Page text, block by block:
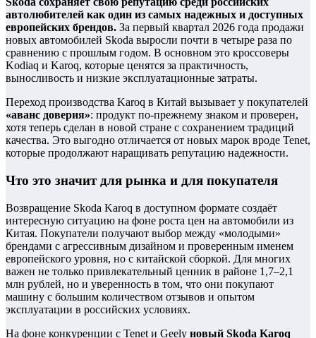
автолюбителей как один из самых надежных и доступных
европейских брендов. За первый квартал 2026 года продажи
новых автомобилей Skoda выросли почти в четыре раза по
сравнению с прошлым годом. В основном это кроссоверы
Kodiaq и Karoq, которые ценятся за практичность,
выносливость и низкие эксплуатационные затраты.
Переход производства Karoq в Китай вызывает у покупателей
«аванс доверия»: продукт по-прежнему знаком и проверен,
хотя теперь сделан в новой стране с сохранением традиций
качества. Это выгодно отличается от новых марок вроде Tenet,
которые продолжают наращивать репутацию надежности.
Что это значит для рынка и для покупателя
Возвращение Skoda Karoq в доступном формате создаёт
интересную ситуацию на фоне роста цен на автомобили из
Китая. Покупатели получают выбор между «молодыми»
брендами с агрессивным дизайном и проверенным именем
европейского уровня, но с китайской сборкой. Для многих
важен не только привлекательный ценник в районе 1,7–2,1
млн рублей, но и уверенность в том, что они покупают
машину с большим количеством отзывов и опытом
эксплуатации в российских условиях.
На фоне конкуренции с Tenet и Geely новый Skoda Karoq